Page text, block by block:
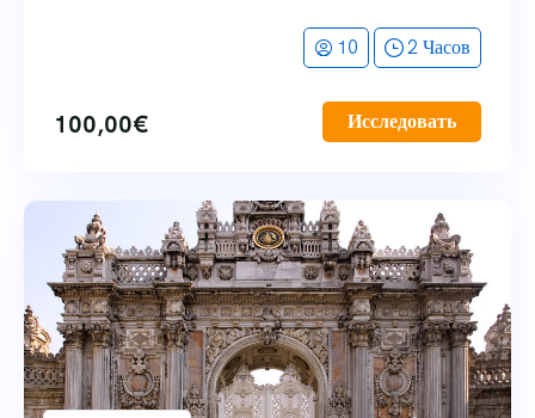
10 2 Часов
100,00€ Исследовать